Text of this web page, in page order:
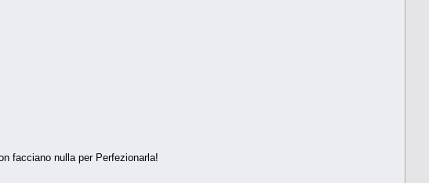
facciano nulla per Perfezionarla!